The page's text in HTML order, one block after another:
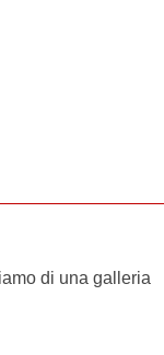
di una galleria